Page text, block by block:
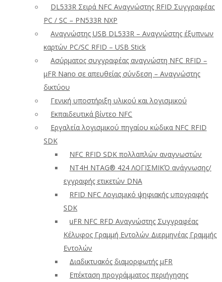
DL533R Σειρά NFC Αναγνώστης RFID Συγγραφέας
PC / SC – PN533R NXP
Αναγνώστης USB DL533R – Αναγνώστης έξυπνων
καρτών PC/SC RFID – USB Stick
Ασύρματος συγγραφέας αναγνώστη NFC RFID –
μFR Nano σε απευθείας σύνδεση – Αναγνώστης
δικτύου
Γενική υποστήριξη υλικού και λογισμικού
Εκπαιδευτικά βίντεο NFC
Εργαλεία λογισμικού πηγαίου κώδικα NFC RFID
SDK
NFC RFID SDK πολλαπλών αναγνωστών
NT4H NTAG® 424 ΛΟΓΙΣΜΙΚΌ ανάγνωσης/
εγγραφής ετικετών DNA
RFID NFC Λογισμικό ψηφιακής υπογραφής
SDK
uFR NFC RFD Αναγνώστης Συγγραφέας
Κέλυφος Γραμμή Εντολών Διερμηνέας Γραμμής
Εντολών
Διαδικτυακός διαμορφωτής μFR
Επέκταση προγράμματος περιήγησης